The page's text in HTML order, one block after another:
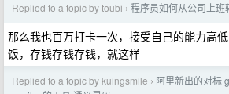
Replied to a topic by toubi › 程序员如何从公司上班
那么我也百万打卡一次，接受自己的能力高
饭，存钱存钱存钱，就这样
Replied to a topic by kuingsmile › 阿里新出的对标